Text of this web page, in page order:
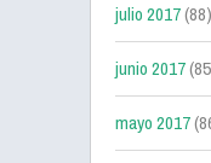
julio 2017(88)
junio 2017
mayo 2017